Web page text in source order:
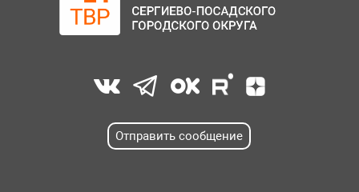
Отправить сообщение